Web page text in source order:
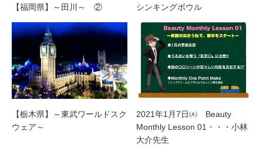
【福岡県】～田川～ ② シンキングボウル
【栃木県】～東武ワールドスク
ウェア～
2021年1月7日㈭ Beauty
Monthly Lesson 01・・・小林
大介先生